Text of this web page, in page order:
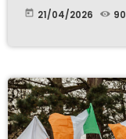
Polska Macierz
[…]
today 21/04/2026 90